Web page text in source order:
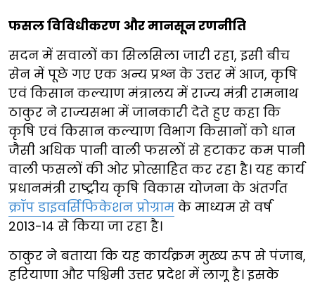
फसल विविधीकरण और मानसून रणनीति
सदन में सवालों का सिलसिला जारी रहा, इसी बीच
सेन में पूछे गए एक अन्य प्रश्न के उत्तर में आज, कृषि
एवं किसान कल्याण मंत्रालय में राज्य मंत्री रामनाथ
ठाकुर ने राज्यसभा में जानकारी देते हुए कहा कि
कृषि एवं किसान कल्याण विभाग किसानों को धान
जैसी अधिक पानी वाली फसलों से हटाकर कम पानी
वाली फसलों की ओर प्रोत्साहित कर रहा है। यह कार्य
प्रधानमंत्री राष्ट्रीय कृषि विकास योजना के अंतर्गत
क्रॉप डाइवर्सिफिकेशन प्रोग्राम के माध्यम से वर्ष
2013-14 से किया जा रहा है।
ठाकुर ने बताया कि यह कार्यक्रम मुख्य रूप से पंजाब,
हरियाणा और पश्चिमी उत्तर प्रदेश में लागू है। इसके